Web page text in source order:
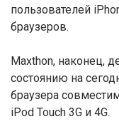
пользователей
браузеров.
Maxthon, наконец,
состоянию на
браузера
iPod Touch 3G и 4G.